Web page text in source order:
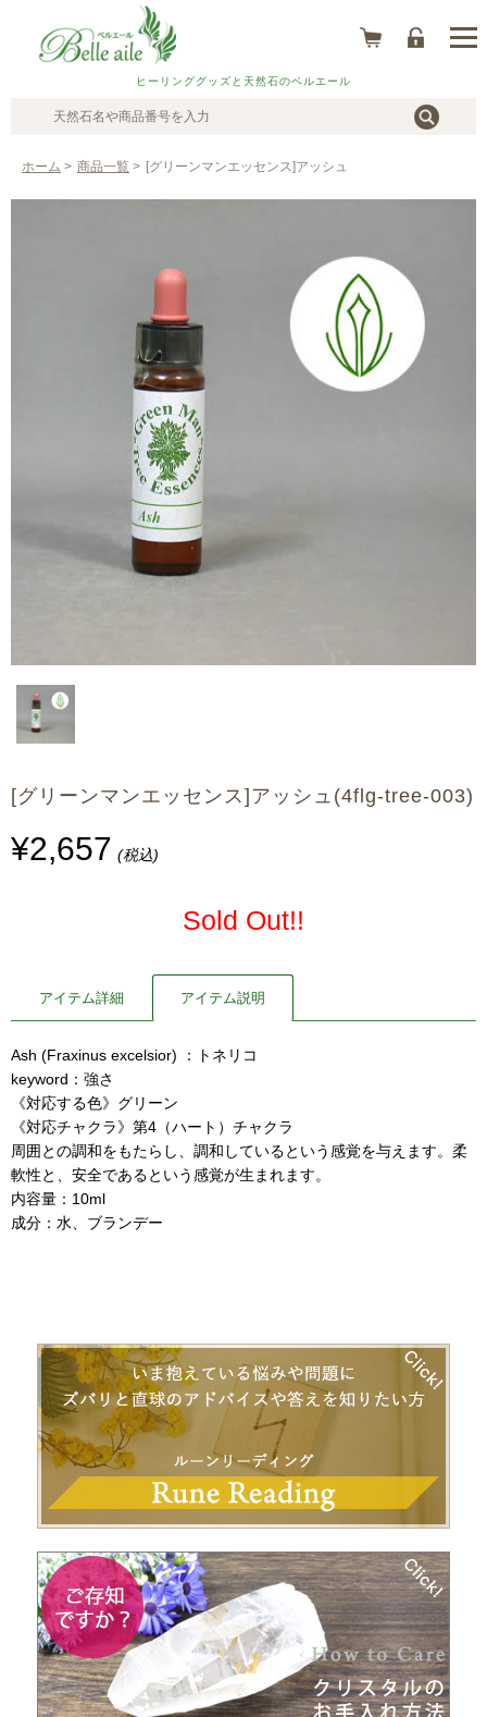
ヒーリンググッズと天然石のベルエール
ホーム > 商品一覧 > [グリーンマンエッセンス]アッシュ
[グリーンマンエッセンス]アッシュ(4flg-tree-003)
¥2,657 (税込)
Sold Out!!
アイテム詳細 アイテム説明
Ash (Fraxinus excelsior) ：トネリコ
keyword：強さ
《対応する色》グリーン
《対応チャクラ》第4（ハート）チャクラ
周囲との調和をもたらし、調和しているという感覚を与えます。柔
軟性と、安全であるという感覚が生まれます。
内容量：10ml
成分：水、ブランデー